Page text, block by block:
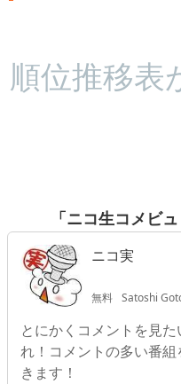
順位推移表
「ニコ生コメビ
ニコ実
無料 Satoshi
とにかくコメントを見た
れ！コメントの多い番組
きます！